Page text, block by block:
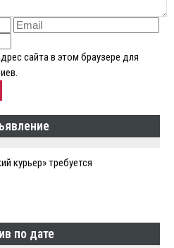
сайта в этом браузере для
курьер» требуется
по дате